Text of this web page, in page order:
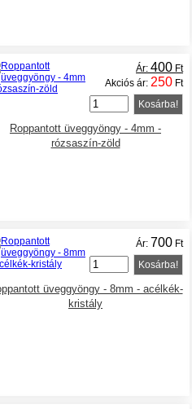
Ár: 400 Ft
Akciós ár: 250 Ft
Kosárba!
Roppantott üveggyöngy - 4mm -
rózsaszín-zöld
Ár: 700 Ft
Kosárba!
üveggyöngy - 8mm - acélkék-
kristály